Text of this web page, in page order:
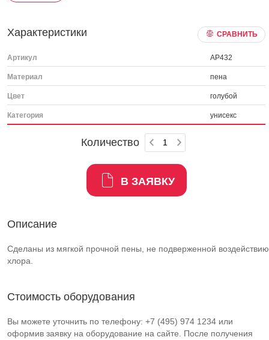
Характеристики СРАВНИТЬ
Артикул AP432
Материал пена
Цвет голубой
Категория унисекс
Количество
В ЗАЯВКУ
Описание
Сделаны из мягкой прочной пены, не подверженной воздействию
хлора.
Стоимость оборудования
Вы можете уточнить по телефону: +7 (495) 974 1234 или
оформив заявку на оборудование на сайте. После получения